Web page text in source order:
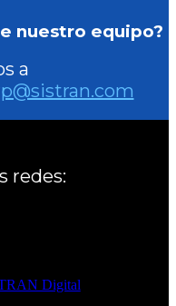
nuestro equipo?
a
redes:
Digital